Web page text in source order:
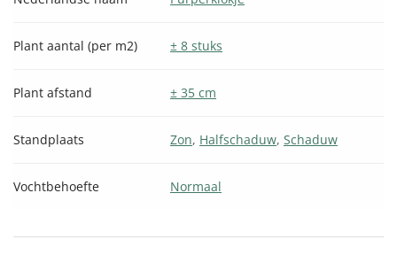
Plant aantal (per m2) ± 8 stuks
Plant afstand ± 35 cm
Standplaats Zon, Halfschaduw,Schaduw
Vochtbehoefte Normaal